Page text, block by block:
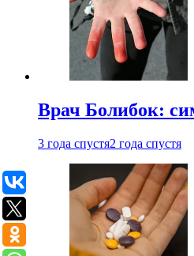
Врач Болибок:
3 года спустя2 года спустя